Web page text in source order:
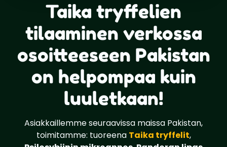
Taika tryffelien
tilaaminen verkossa
osoitteeseen Pakistan
on helpompaa kuin
luuletkaan!
Asiakkaillemme seuraavissa maissa Pakistan,
toimitamme: tuoreena Taika tryffelit,